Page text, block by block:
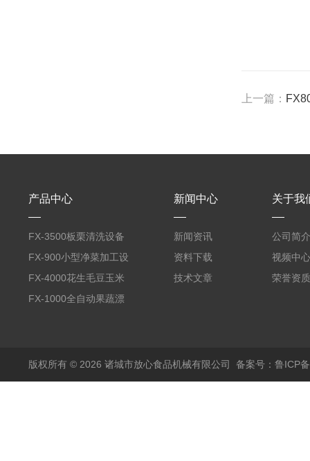
上一篇：
产品中心
FX-3500板栗清洗设备
全自动气泡清洗机
FX-900小型净菜加工设
备野菜清洗机
FX-4000花生毛豆玉米
蒸煮漂烫机
FX-1000全自动果蔬漂
新闻中心
新闻资讯
资料下载
技术文章
关于我
公司简介
视频中心
荣誉资质
版权所有 © 2026 诸城市放心食品机械有限公司 备案号：鲁ICP